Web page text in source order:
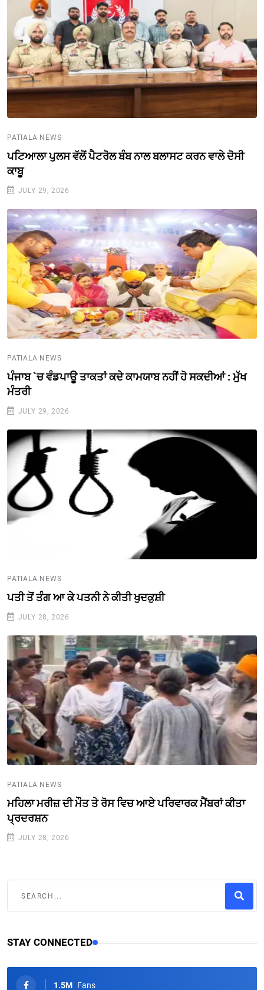
PATIALA NEWS
ਪਟਿਆਲਾ ਪੁਲਸ ਵੱਲੋਂ ਪੈਟਰੋਲ ਬੰਬ ਨਾਲ ਬਲਾਸਟ ਕਰਨ ਵਾਲੇ ਦੋਸੀ
ਕਾਬੂ
JULY 29, 2026
PATIALA NEWS
ਪੰਜਾਬ `ਚ ਵੰਡਪਾਊ ਤਾਕਤਾਂ ਕਦੇ ਕਾਮਯਾਬ ਨਹੀਂ ਹੋ ਸਕਦੀਆਂ : ਮੁੱਖ
ਮੰਤਰੀ
JULY 29, 2026
PATIALA NEWS
ਪਤੀ ਤੋਂ ਤੰਗ ਆ ਕੇ ਪਤਨੀ ਨੇ ਕੀਤੀ ਖੁਦਕੁਸ਼ੀ
JULY 28, 2026
PATIALA NEWS
ਮਹਿਲਾ ਮਰੀਜ਼ ਦੀ ਮੌਤ ਤੇ ਰੋਸ ਵਿਚ ਆਏ ਪਰਿਵਾਰਕ ਮੈਂਬਰਾਂ ਕੀਤਾ
ਪ੍ਰਦਰਸ਼ਨ
JULY 28, 2026
STAY CONNECTED
1.5M Fans